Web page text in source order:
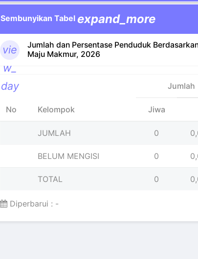
Sembunyikan Tabel expand_more
vie
w_
day
Jumlah dan Persentase Penduduk
Maju Makmur, 2026
No Kelompok
Jumlah
Jiwa
JUMLAH 0
BELUM MENGISI 0
TOTAL 0
Diperbarui : -